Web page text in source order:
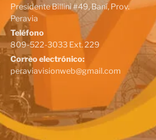
Presidente Billini #49, Baní, Prov.
Peravia
Teléfono
809-522-3033 Ext. 229
Correo electrónico:
peraviavisionweb@gmail.com